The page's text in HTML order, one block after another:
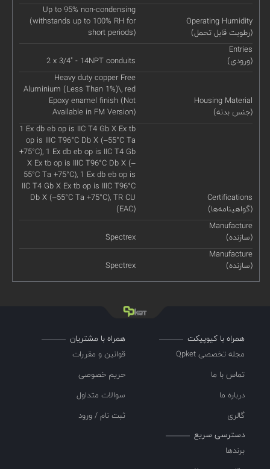
Operating Humidity
(رطوبت قابل تحمل)
Up to 95% non-condensing
(withstands up to 100% RH for
short periods)
Entries
(ورودی)
2 x 3/4" - 14NPT conduits
Housing Material
(جنس بدنه)
Heavy duty copper Free
Aluminium (Less Than 1%)\, red
Epoxy enamel finish (Not
Available in FM Version)
Certifications
(گواهینامه‌ها)
1 Ex db eb op is IIC T4 Gb X Ex tb
op is IIIC T96°C Db X (–55°C Ta
+75°C), 1 Ex db eb op is IIC T4 Gb
X Ex tb op is IIIC T96°C Db X (–
55°C Ta +75°C), 1 Ex db eb op is
IIC T4 Gb X Ex tb op is IIIC T96°C
Db X (–55°C Ta +75°C), TR CU
(EAC)
Manufacture
(سازنده)
Spectrex
Manufacture
(سازنده)
Spectrex
همراه با کیوپیکت
مجله تخصصی Qpket
تماس با ما
درباره ما
گالری
همراه با مشتریان
قوانین و مقررات
حریم خصوصی
سوالات متداول
ثبت نام / ورود
دسترسی سریع
برندها